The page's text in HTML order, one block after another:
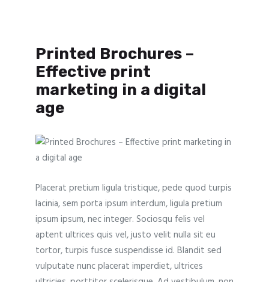
Printed Brochures –
Effective print
marketing in a digital
age
Placerat pretium ligula tristique, pede quod turpis
lacinia, sem porta ipsum interdum, ligula pretium
ipsum ipsum, nec integer. Sociosqu felis vel
aptent ultrices quis vel, justo velit nulla sit eu
tortor, turpis fusce suspendisse id. Blandit sed
vulputate nunc placerat imperdiet, ultrices